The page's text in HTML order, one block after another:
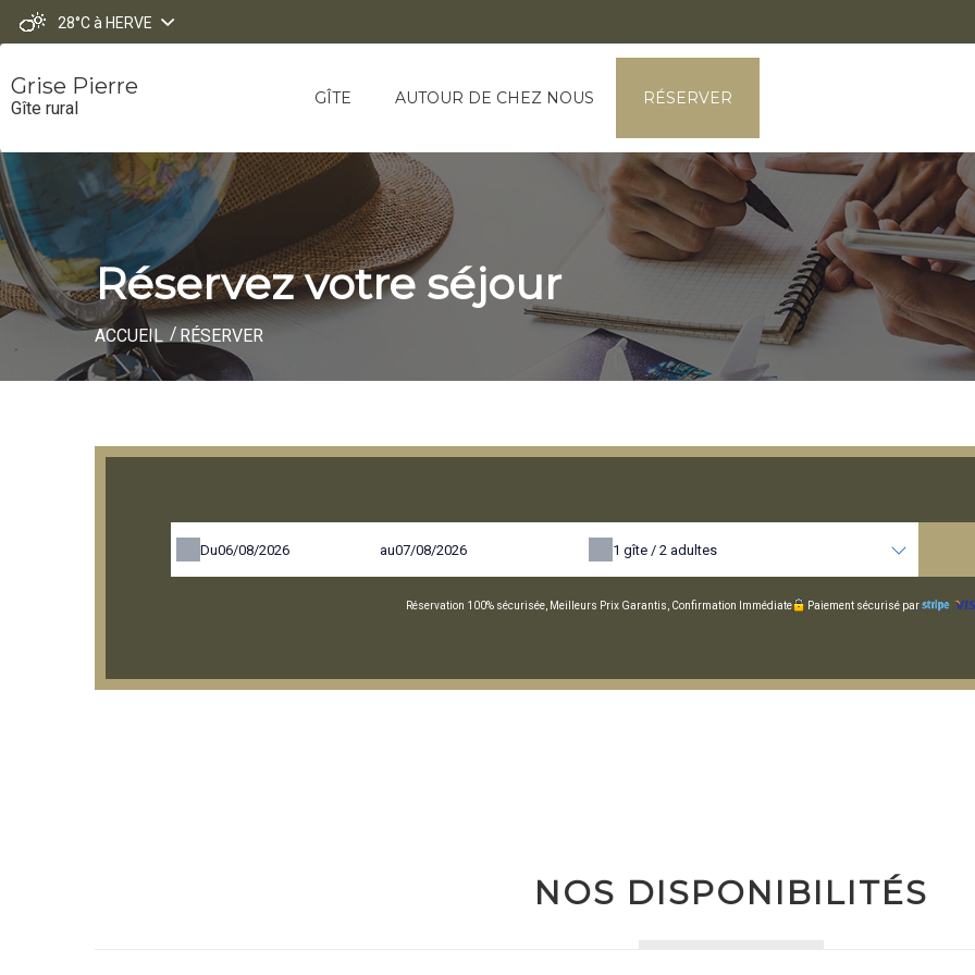
28°Cà HERVE
Grise Pierre
Gîte rural GÎTE AUTOUR DE CHEZ NOUS RÉSERVER
Réservez votre séjour
ACCUEIL RÉSERVER
Du au 1 gîte / 2 adultes
Réservation 100% sécurisée, Meilleurs Prix Garantis, Confirmation Immédiate Paiement sécurisé par
NOS DISPONIBILITÉS